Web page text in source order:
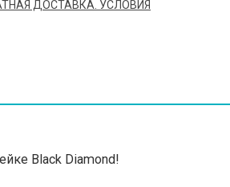
ДОСТАВКА. УСЛОВИЯ
Black Diamond!